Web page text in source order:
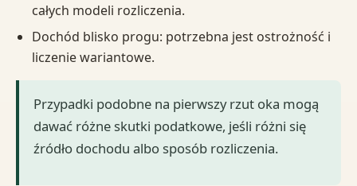
całych modeli rozliczenia.
Dochód blisko progu: potrzebna jest ostrożność i
liczenie wariantowe.
Przypadki podobne na pierwszy rzut oka mogą
dawać różne skutki podatkowe, jeśli różni się
źródło dochodu albo sposób rozliczenia.